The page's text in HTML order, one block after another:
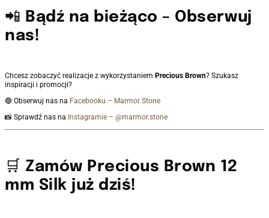
📲 Bądź na bieżąco – Obserwuj
nas!
Chcesz zobaczyć realizacje z wykorzystaniem Precious Brown? Szukasz
inspiracji i promocji?
🔵 Obserwuj nas na Facebooku – Marmor Stone
📸 Sprawdź nas na Instagramie – @marmor.stone
🛒 Zamów Precious Brown 12
mm Silk już dziś!